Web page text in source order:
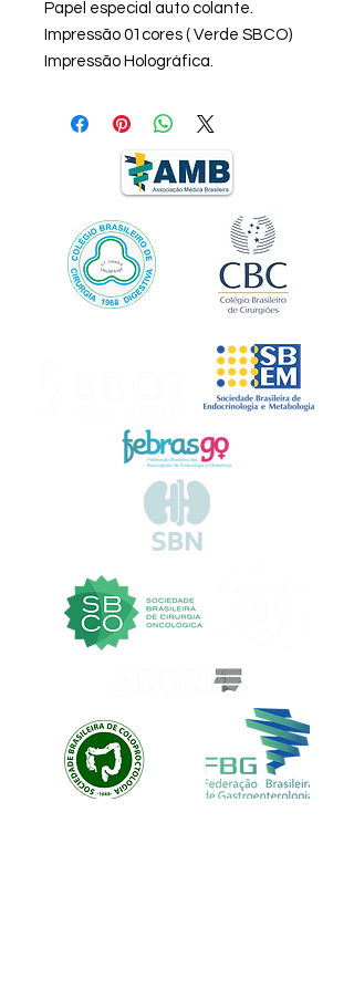
Papel especial auto colante.
Impressão 01cores ( Verde SBCO)
Impressão Holográfica.